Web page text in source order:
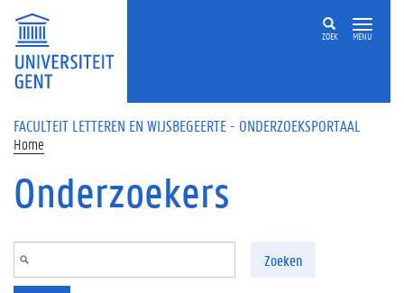
Overslaan en naar de inhoud gaan
ZOEK MENU
FACULTEIT LETTEREN EN WIJSBEGEERTE - ONDERZOEKSPORTAAL
Home
Onderzoekers
Zoeken